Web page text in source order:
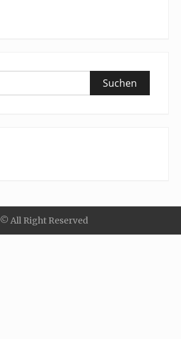
© All Right Reserved